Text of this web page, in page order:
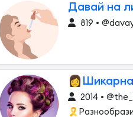
Давай на
819 •
2014 •